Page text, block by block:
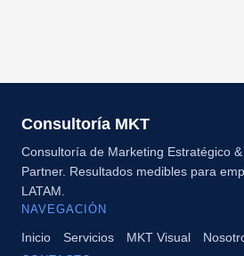
Consultoría MKT
Consultoría de Marketing Estratégico
Partner. Resultados medibles para
LATAM.
NAVEGACIÓN
Inicio Servicios MKT Visual